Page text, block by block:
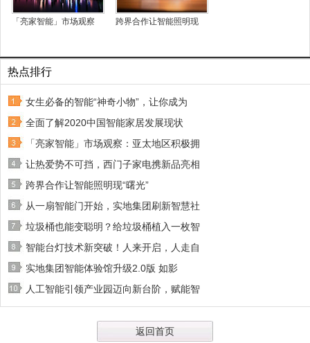
「亮家智能」市场观察 跨界合作让智能照明现
热点排行
女生必备的智能“神奇小物”，让你成为
全面了解2020中国智能家居发展现状
「亮家智能」市场观察：亚太地区积极拥
让热爱势不可挡，西门子家电携新品亮相
跨界合作让智能照明现“曙光”
从一扇智能门开始，实地集团刷新智慧社
垃圾桶也能变聪明？给垃圾桶植入一枚智
智能台灯技术新突破！人来开启，人走自
实地集团智能体验馆升级2.0版 如影
人工智能引领产业园迈向新台阶，赋能智
返回首页